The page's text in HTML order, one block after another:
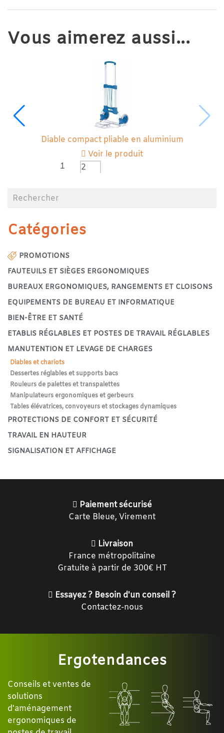
Vous aimerez aussi...
Diable compact pliable en aluminium
Voir le produit
1
2
Catégories
PROMOTIONS
FAUTEUILS ET SIÈGES ERGONOMIQUES
BUREAUX ERGONOMIQUES, RANGEMENTS ET CLOISONS
EQUIPEMENTS DE BUREAU ET INFORMATIQUE
BIEN-ÊTRE ET SANTÉ
ETABLIS RÉGLABLES ET POSTES DE TRAVAIL RÉGLABLES
MANUTENTION ET LEVAGE DE CHARGES
Diables et chariots
Dessertes réglables et supports bacs
Rouleurs de palettes et transpalettes
Manipulateurs ergonomiques et gerbeurs
Tables élévatrices, convoyeurs et stockages dynamiques
PROTECTIONS DE CONFORT ET SÉCURITÉ
TRAVAIL EN HAUTEUR
SIGNALISATION ET AFFICHAGE
Paiement sécurisé
Carte Bleue, Virement
Livraison
France métropolitaine
Gratuite à partir de 300€ HT
Essayez ? Besoin d'un conseil ?
Contactez-nous
Ergotendances
Conseils et ventes de
solutions
d'aménagement
ergonomiques de